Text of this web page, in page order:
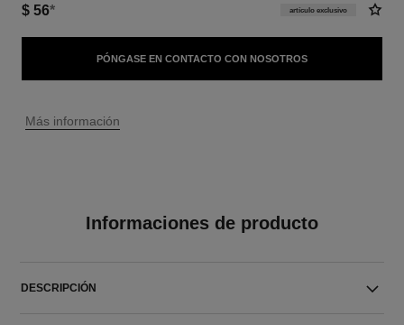
$ 56* artículo exclusivo
PÓNGASE EN CONTACTO CON NOSOTROS
↩
Más información
Informaciones de producto
DESCRIPCIÓN